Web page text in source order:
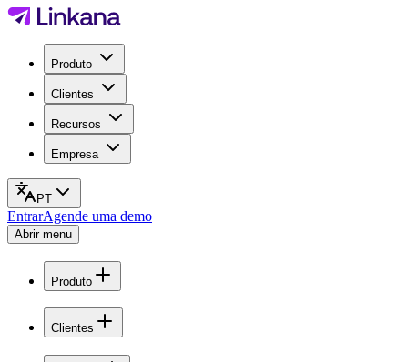
Produto
Clientes
Recursos
Empresa
PT
EntrarAgende uma demo
Abrir menu
Produto
Clientes